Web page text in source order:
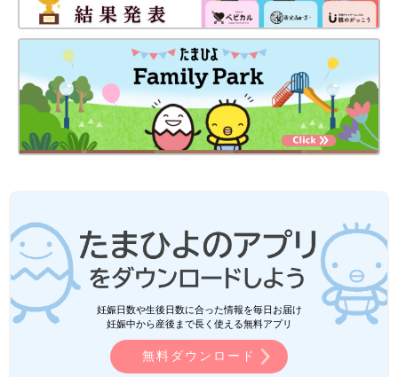
妊娠日数や生後日数に合った情報を毎日お届け
妊娠中から産後まで長く使える無料アプリ
無料ダウンロード